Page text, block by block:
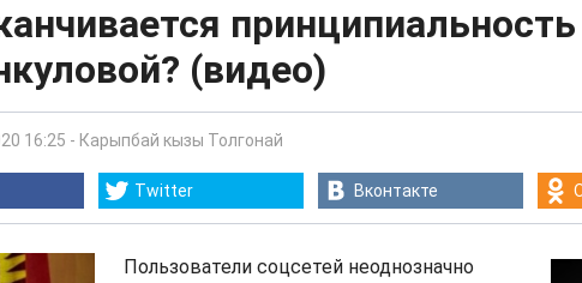
(видео)
16:25 - Карыпбай кызы Толгонай
Twitter Вконтакте
Пользователи соцсетей неоднозначно